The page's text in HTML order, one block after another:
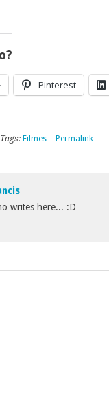
Pinterest
Filmes Permalink
writes here... :D